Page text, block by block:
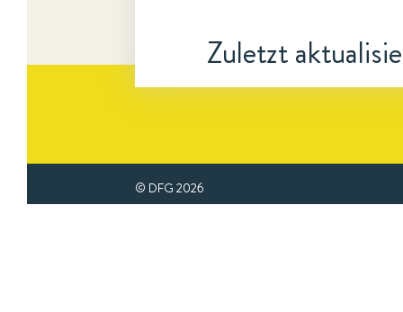
Zuletzt
© DFG 2026